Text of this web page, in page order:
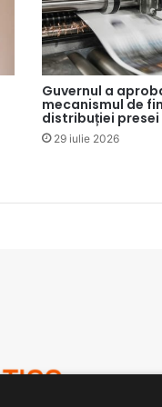
Guvernul a
mecanismul de
distribuției presei
29 iulie 2026